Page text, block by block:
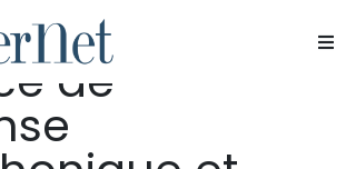
Services
Industries
ce qu'un
de